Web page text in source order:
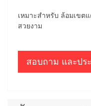
เหมาะสำหรับ ล้อมเขต
สวยงาม
สอบถาม และปร